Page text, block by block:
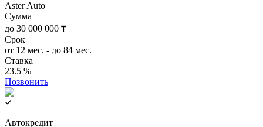
Aster Auto
Сумма
до 30 000 000 ₸
Срок
от 12 мес. - до 84 мес.
Ставка
23.5 %
Позвонить
Автокредит